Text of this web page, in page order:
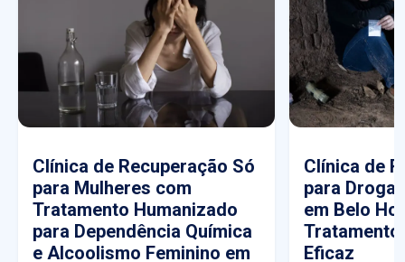
Clínica de Recuperação Só
para Mulheres com
Tratamento Humanizado
para Dependência Química
e Alcoolismo Feminino em
Clínica de
para
em Belo
Tratamento
Eficaz